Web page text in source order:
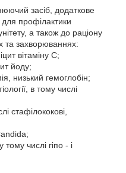
засіб, додаткове
профілактики
а також до раціону
та захворюваннях:
вітаміну С;
йоду;
низький гемоглобін;
в тому числі
стафілококові,
числі гіпо - і